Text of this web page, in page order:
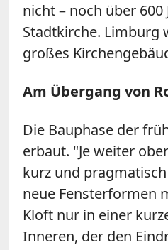
nicht – noch über
Stadtkirche. Limburg
großes
Am Übergang von
Die Bauphase der
erbaut. "Je weiter
kurz und
neue Fensterformen
Kloft nur in einer
Inneren, der den